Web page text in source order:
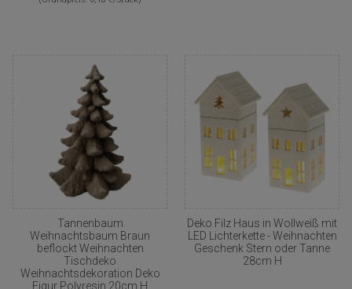
Tannenbaum
Weihnachtsbaum Braun
beflockt Weihnachten
Tischdeko
Weihnachtsdekoration Deko
Figur Polyresin 20cm H
Deko Filz Haus in Wollweiß mit
LED Lichterkette - Weihnachten
Geschenk Stern oder Tanne
28cm H